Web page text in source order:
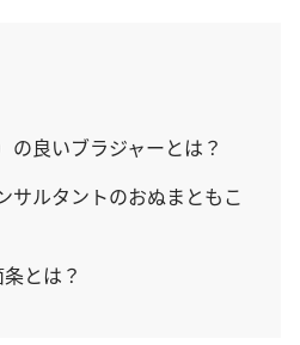
の良いブラジャーとは？
サルタントのおぬまともこ
とは？